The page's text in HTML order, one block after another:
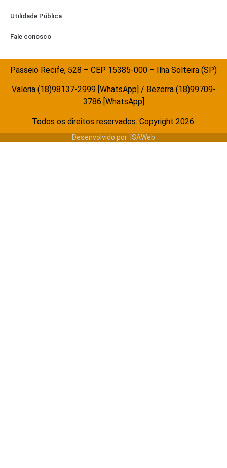
Utilidade Pública
Fale conosco
Passeio Recife, 528 – CEP 15385-000 – Ilha Solteira (SP)
Valeria (18)98137-2999 [WhatsApp] / Bezerra (18)99709-
3786 [WhatsApp]
Todos os direitos reservados. Copyright 2026.
Desenvolvido por ISAWeb